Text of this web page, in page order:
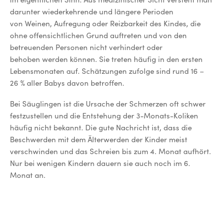
darunter wiederkehrende und längere Perioden
von Weinen, Aufregung oder Reizbarkeit des Kindes, die
ohne offensichtlichen Grund auftreten und von den
betreuenden Personen nicht verhindert oder
behoben werden können. Sie treten häufig in den ersten
Lebensmonaten auf. Schätzungen zufolge sind rund 16 –
26 % aller Babys davon betroffen.
Bei Säuglingen ist die Ursache der Schmerzen oft schwer
festzustellen und die Entstehung der 3-Monats-Koliken
häufig nicht bekannt. Die gute Nachricht ist, dass die
Beschwerden mit dem Älterwerden der Kinder meist
verschwinden und das Schreien bis zum 4. Monat aufhört.
Nur bei wenigen Kindern dauern sie auch noch im 6.
Monat an.